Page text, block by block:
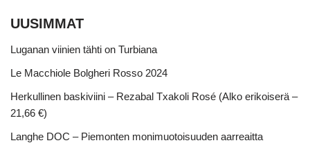
UUSIMMAT
Luganan viinien tähti on Turbiana
Le Macchiole Bolgheri Rosso 2024
Herkullinen baskiviini – Rezabal Txakoli Rosé (Alko erikoiserä –
21,66 €)
Langhe DOC – Piemonten monimuotoisuuden aarreaitta